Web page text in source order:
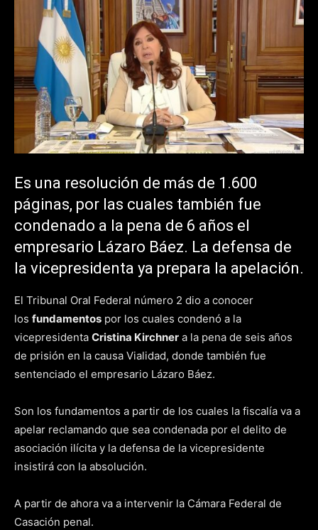
Es una resolución de más de 1.600
páginas, por las cuales también fue
condenado a la pena de 6 años el
empresario Lázaro Báez. La defensa de
la vicepresidenta ya prepara la apelación.
El Tribunal Oral Federal número 2 dio a conocer
los fundamentos por los cuales condenó a la
vicepresidenta Cristina Kirchner a la pena de seis años
de prisión en la causa Vialidad, donde también fue
sentenciado el empresario Lázaro Báez.
Son los fundamentos a partir de los cuales la fiscalía va a
apelar reclamando que sea condenada por el delito de
asociación ilícita y la defensa de la vicepresidente
insistirá con la absolución.
A partir de ahora va a intervenir la Cámara Federal de
Casación penal.